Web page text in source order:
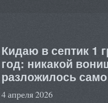
Кидаю в септик 1
год: никакой
разложилось
4 апреля 2026